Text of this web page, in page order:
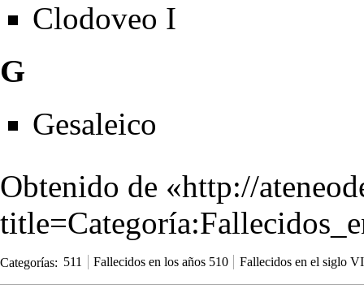
Clodoveo I
G
Gesaleico
Obtenido de «http://
Categorías: 511 Fallecidos en los años 510 Fallecidos en el siglo VI